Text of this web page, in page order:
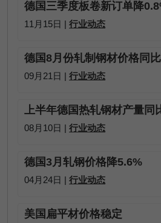
德国三季度板卷新订单降
11月15日 | 行业动态
德国8月份轧制钢材价格同
09月21日 | 行业动态
上半年德国热轧钢材产量同
08月10日 | 行业动态
德国3月轧钢价格降5.6%
04月24日 | 行业动态
美国扁平材价格稳定